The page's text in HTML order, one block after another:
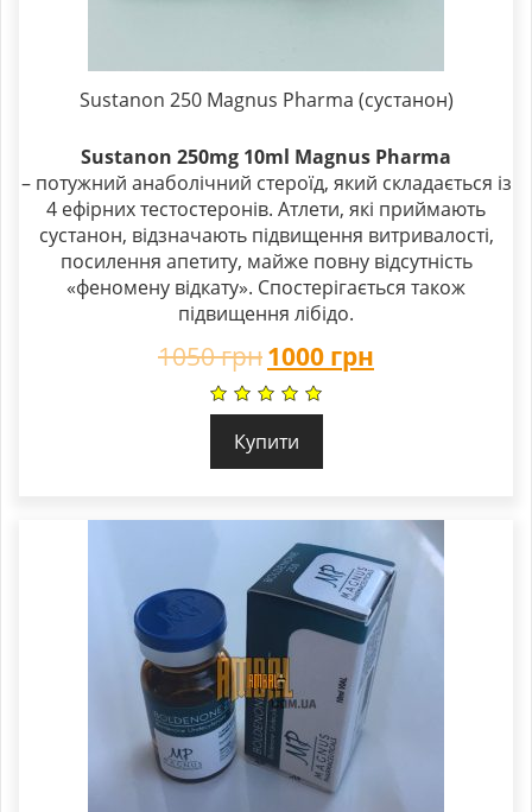
Sustanon 250 Magnus Pharma (сустанон)
Sustanon 250mg 10ml Magnus Pharma
– потужний анаболічний стероїд, який складається із
4 ефірних тестостеронів. Атлети, які приймають
сустанон, відзначають підвищення витривалості,
посилення апетиту, майже повну відсутність
«феномену відкату». Спостерігається також
підвищення лібідо.
1050грн1000 грн
Купити